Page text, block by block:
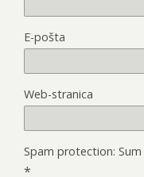
E-pošta
Web-stranica
Spam protection:
*